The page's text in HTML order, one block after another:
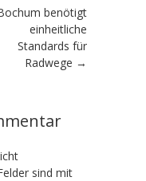
benötigt
einheitliche
Standards für
Radwege →
sind mit